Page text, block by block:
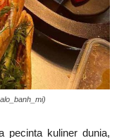
pecinta kuliner dunia,